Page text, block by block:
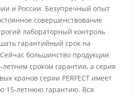
и России. Безупречный опыт
совершенствование
лабораторный контроль
гарантийный срок на
Сейчас большинство продукции
летним сроком гарантии, а серия
кранов серии PERFECT имеет
15-летнюю гарантию. Вся